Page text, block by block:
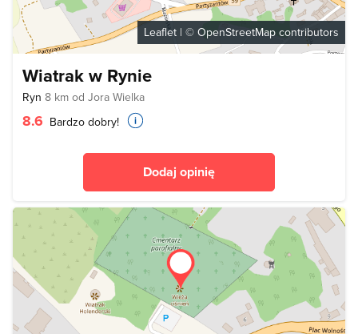
Leaflet | © OpenStreetMap contributors
Wiatrak w Rynie
Ryn 8 km od Jora Wielka
8.6 Bardzo dobry!
Dodaj opinię